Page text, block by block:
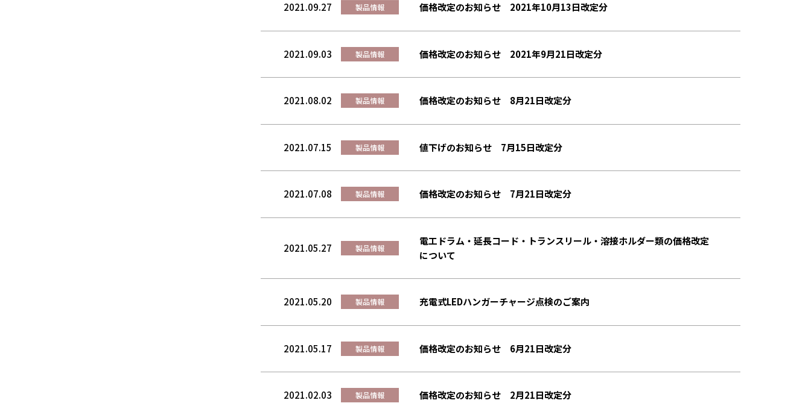
2021.09.27 製品情報 価格改定のお知らせ 2021年10月13日改定分
2021.09.03 製品情報 価格改定のお知らせ 2021年9月21日改定分
2021.08.02 製品情報 価格改定のお知らせ 8月21日改定分
2021.07.15 製品情報 値下げのお知らせ 7月15日改定分
2021.07.08 製品情報 価格改定のお知らせ 7月21日改定分
2021.05.27 製品情報
電工ドラム・延長コード・トランスリール・溶接ホルダー類の価格改定
について
2021.05.20 製品情報 充電式LEDハンガーチャージ点検のご案内
2021.05.17 製品情報 価格改定のお知らせ 6月21日改定分
2021.02.03 製品情報 価格改定のお知らせ 2月21日改定分